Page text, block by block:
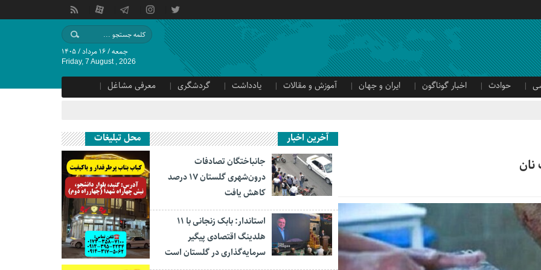
جمعه / ۱۶ مرداد / ۱۴۰۵
Friday, 7 August , 2026
حوادث اخبار گوناگون ایران و جهان آموزش و مقالات یادداشت گردشگری
معرفی مشاغل
آخرین اخبار
جانباختگان تصادفات
درون‌شهری گلستان ۱۷ درصد
کاهش یافت
استاندار: بابک زنجانی با ۱۱
هلدینگ اقتصادی پیگیر
سرمایه‌گذاری در گلستان است
محل تبلیغات